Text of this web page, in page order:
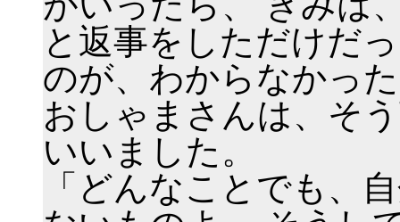
と返事をしただけだ
のが、わからなかっ
おしゃまさんは、そ
いいました。
「どんなことでも、